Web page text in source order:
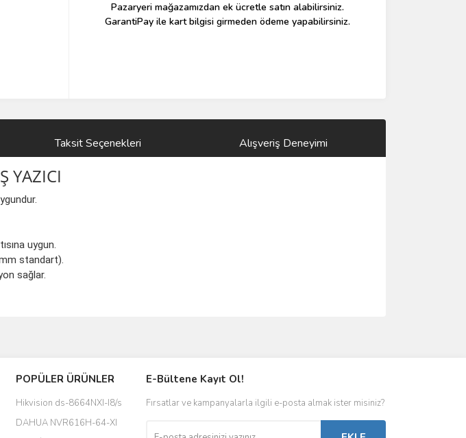
Pazaryeri mağazamızdan ek ücretle satın alabilirsiniz.
GarantiPay ile kart bilgisi girmeden ödeme yapabilirsiniz.
Taksit Seçenekleri Alışveriş Deneyimi
YAZICI
uygun.
standart).
sağlar.
POPÜLER ÜRÜNLER
Hikvision ds-8664NXI-I8/s
DAHUA NVR616H-64-XI
E-Bültene Kayıt Ol!
Fırsatlar ve kampanyalarla ilgili e-posta almak ister misiniz?